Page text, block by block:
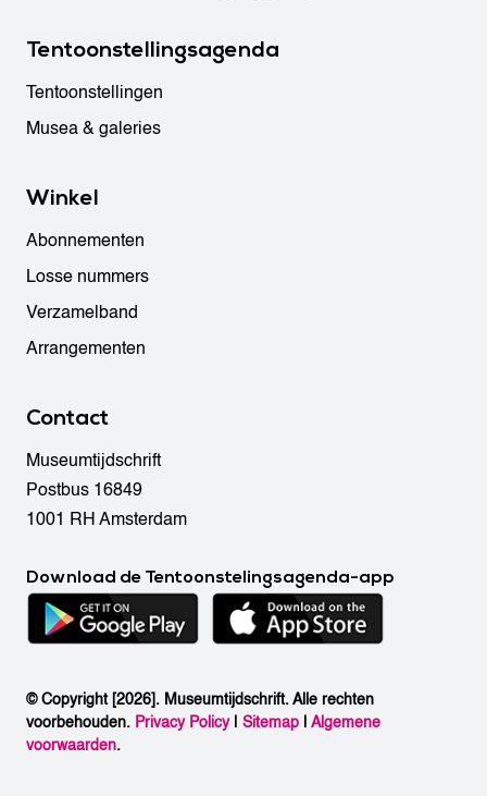
Tentoonstellingsagenda
Tentoonstellingen
Musea & galeries
Winkel
Abonnementen
Losse nummers
Verzamelband
Arrangementen
Contact
Museumtijdschrift
Postbus 16849
1001 RH Amsterdam
Download de Tentoonstelingsagenda-app
© Copyright [2026]. Museumtijdschrift. Alle rechten
voorbehouden. Privacy Policy| Sitemap |Algemene
voorwaarden.